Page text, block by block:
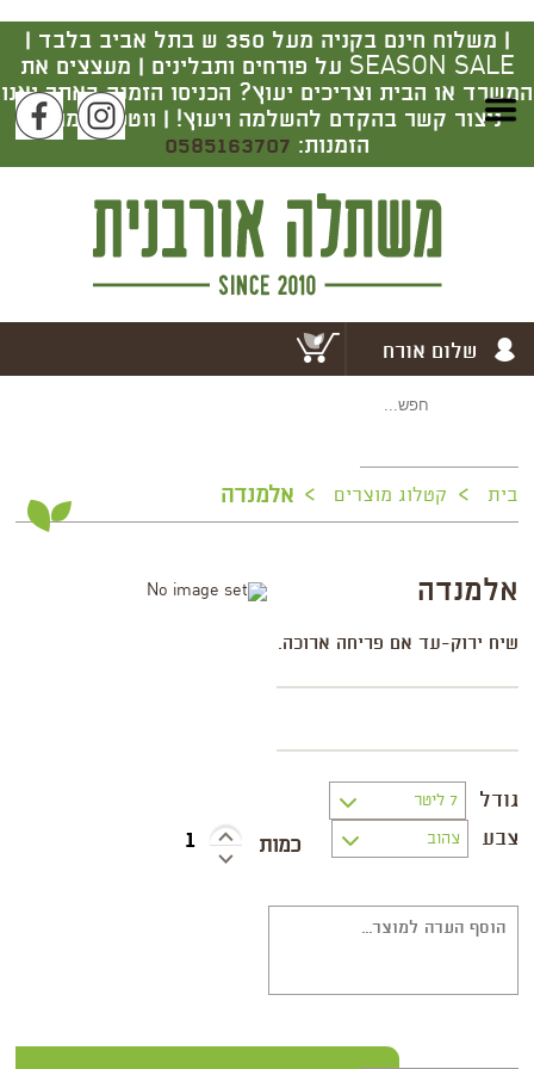
משלוח חינם בקניה מעל 350 ש בתל אביב בלבד |
SEASON SALE על פורחים ותבלינים | מעצצים את
המשרד או הבית וצריכים יעוץ? הכניסו הזמנה באתר ואנו
ניצור קשר בהקדם להשלמה ויעוץ! | ווטסאפ מרכז
הזמנות: 0585163707
שלום אורח
בית > קטלוג מוצרים > אלמנדה
אלמנדה
שיח ירוק-עד אם פריחה ארוכה.
גודל
צבע